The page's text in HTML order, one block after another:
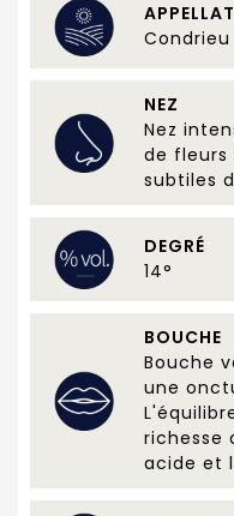
Condrieu
NEZ
Nez
de fleurs
subtiles
DEGRÉ
14°
BOUCHE
Bouche
une
richesse
acide et